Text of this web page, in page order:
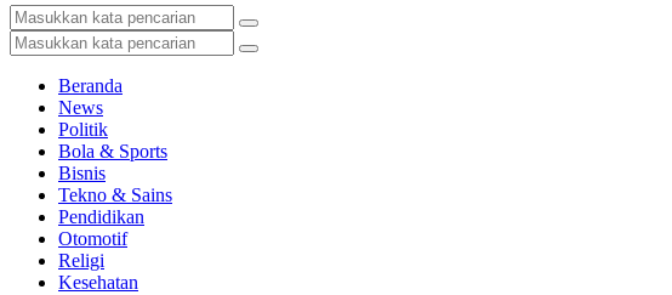
Beranda
News
Politik
Bola & Sports
Bisnis
Tekno & Sains
Pendidikan
Otomotif
Religi
Kesehatan